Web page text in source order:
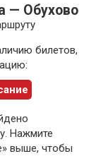
— Обухово
билетов,
Нажмите
выше, чтобы